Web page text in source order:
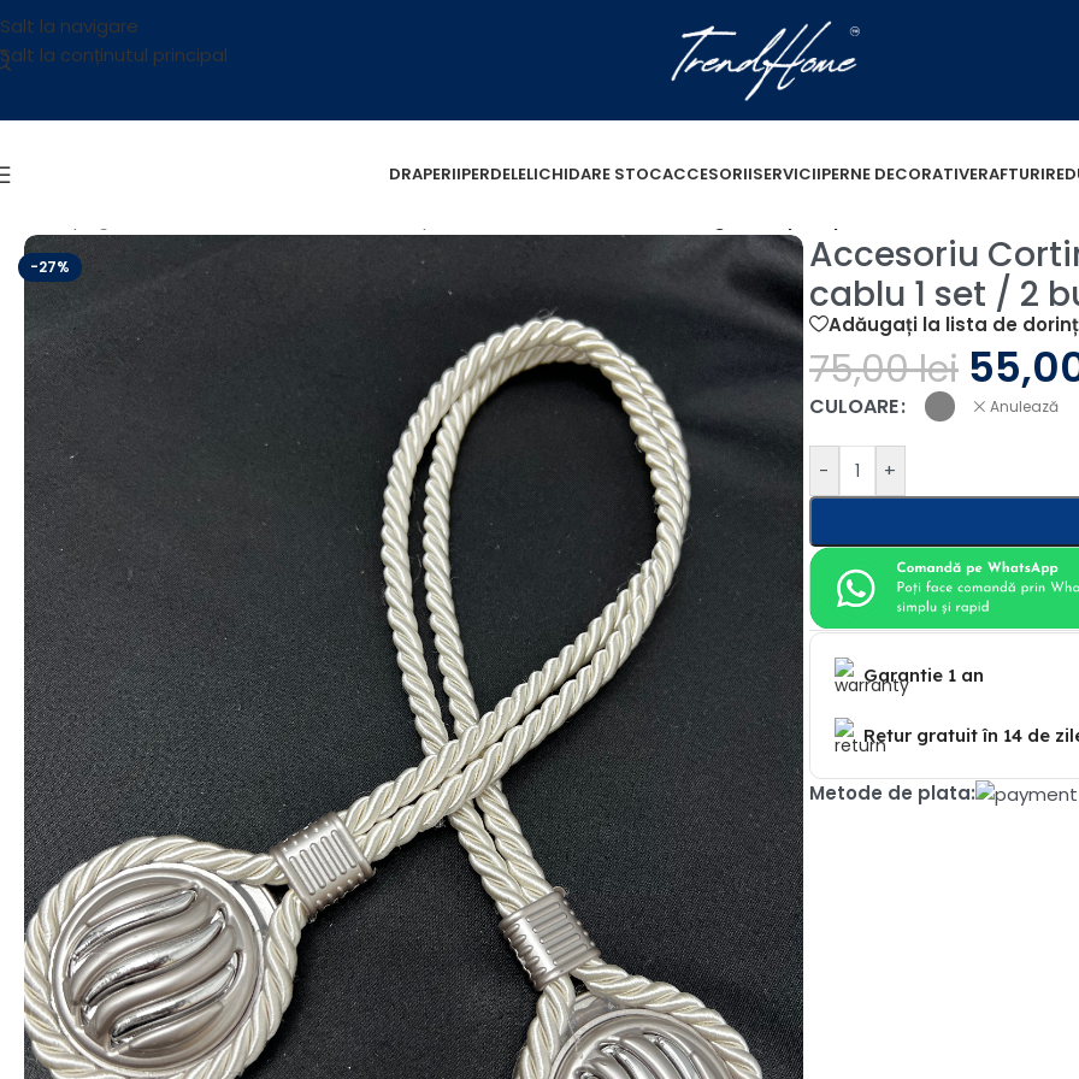
Salt la navigare
Salt la conținutul principal
DRAPERIIPERDELELICHIDARE STOCACCESORIISERVICIIPERNE DECORATIVERAFTURI
-27%
Accesoriu
cablu 1 set / 2
Adăugați la lista de
75,00lei
CULOARE Anulează
- +
Garantie 1 an
Retur gratuit în 14 de
Metode de plata: